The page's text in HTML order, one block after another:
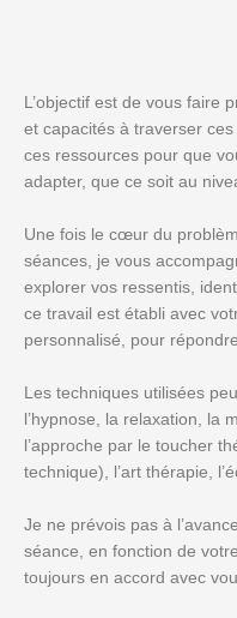
L’objectif est de vous faire
et capacités à traverser
ces ressources pour que
adapter, que ce soit au
Une fois le cœur du
séances, je vous
explorer vos ressentis,
ce travail est établi avec
personnalisé, pour
Les techniques utilisées
l’hypnose, la relaxation, la
l’approche par le toucher
technique), l’art thérapie,
Je ne prévois pas à
séance, en fonction de
toujours en accord avec